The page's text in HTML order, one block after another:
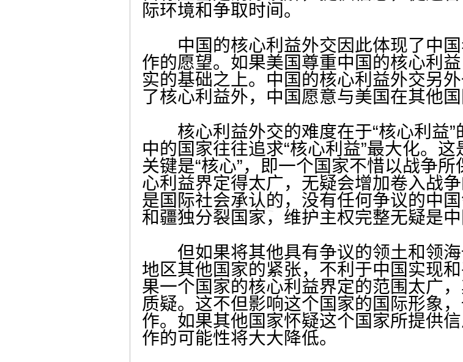
际环境和争取时间。
中国的核心利益外交因此体现了中国
作的愿望。如果美国尊重中国的核心利
实的基础之上。中国的核心利益外交另
了核心利益外，中国愿意与美国在其他国
核心利益外交的难度在于“核心利益”
中的国家往往追求“核心利益”最大化。
关键是“核心”，即一个国家不惜以战争
心利益界定得太广，无疑会增加卷入战
是国际社会承认的，没有任何争议的中
和疆独分裂国家，维护主权完整无疑是中
但如果将其他具有争议的领土和领海
地区其他国家的紧张，不利于中国实现
果一个国家的核心利益界定的范围太广
质疑。这不但影响这个国家的国际形象
作。如果其他国家怀疑这个国家所提供
作的可能性将大大降低。